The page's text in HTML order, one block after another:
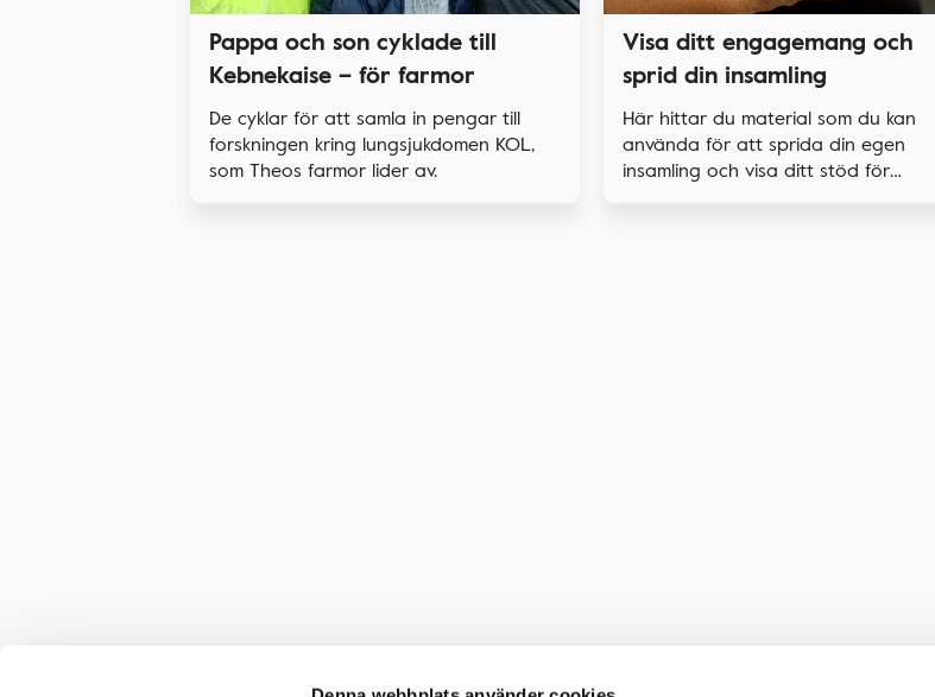
Pappa och son cyklade till
Kebnekaise – för farmor
De cyklar för att samla in pengar till
forskningen kring lungsjukdomen KOL,
som Theos farmor lider av.
Visa ditt engagemang och
sprid din insamling
Här hittar du material som du kan
använda för att sprida din egen
insamling och visa ditt stöd för